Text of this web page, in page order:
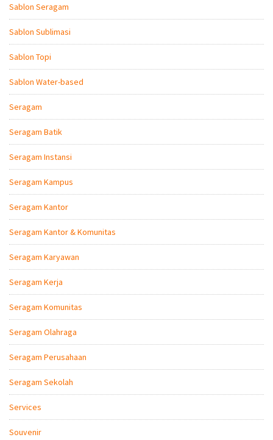
Sablon Seragam
Sablon Sublimasi
Sablon Topi
Sablon Water-based
Seragam
Seragam Batik
Seragam Instansi
Seragam Kampus
Seragam Kantor
Seragam Kantor & Komunitas
Seragam Karyawan
Seragam Kerja
Seragam Komunitas
Seragam Olahraga
Seragam Perusahaan
Seragam Sekolah
Services
Souvenir